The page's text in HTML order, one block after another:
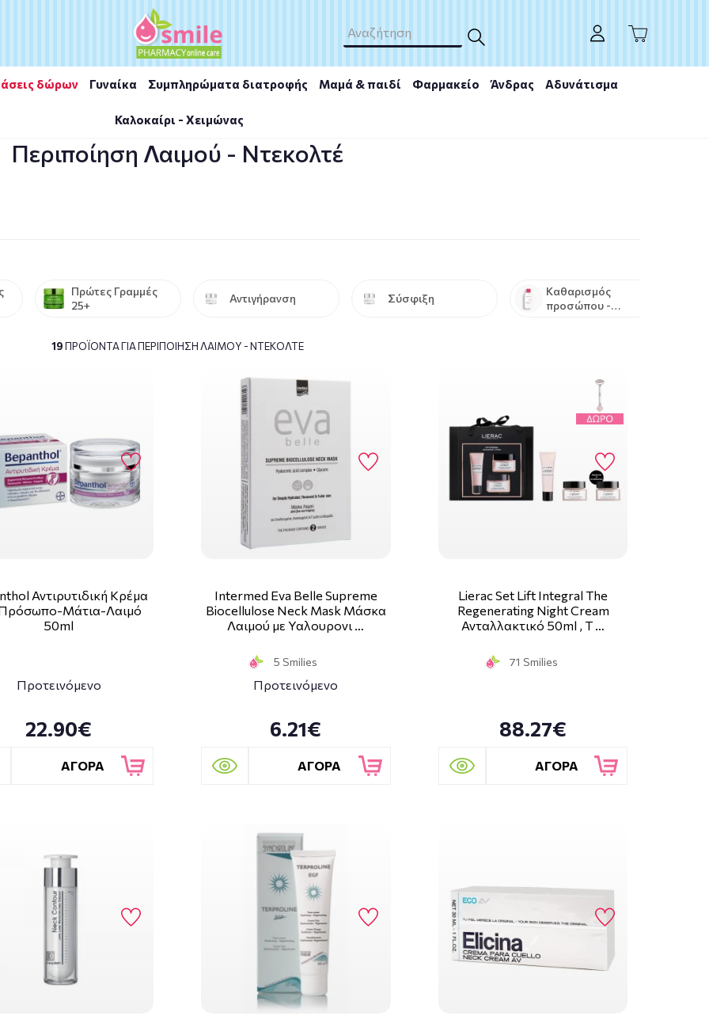
δώρων Γυναίκα Συμπληρώματα διατροφής Μαμά & παιδί Φαρμακείο Άνδρας Αδυνάτισμα
Καλοκαίρι - Χειμώνας
Περιποίηση Λαιμού - Ντεκολτέ
Πρώτες Γραμμές
25+
Αντιγήρανση Σύσφιξη
Καθαρισμός
προσώπου -
19ΠΡΟΪΌΝΤΑ ΓΙΑ ΠΕΡΙΠΟΊΗΣΗ ΛΑΙΜΟΎ - ΝΤΕΚΟΛΤΈ
Αντιρυτιδική Κρέμα
Μάτια-Λαιμό
50ml
Προτεινόμενο
22.90€
ΑΓΟΡΑ
Intermed Eva Belle Supreme
Biocellulose Neck Mask Μάσκα
Λαιμού με Υαλουρονι …
5 Smilies
Προτεινόμενο
6.21€
ΑΓΟΡΑ
Lierac Set Lift Integral The
Regenerating Night Cream
Ανταλλακτικό 50ml , T …
71 Smilies
88.27€
ΑΓΟΡΑ